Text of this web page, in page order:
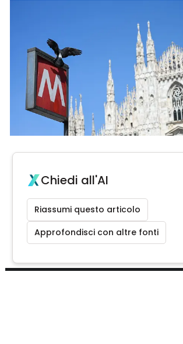
Chiedi all'AI
Riassumi questo articolo
Approfondisci con altre fonti